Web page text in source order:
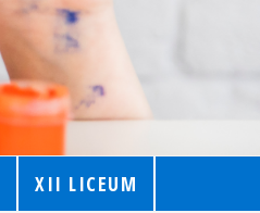
XII LICEUM